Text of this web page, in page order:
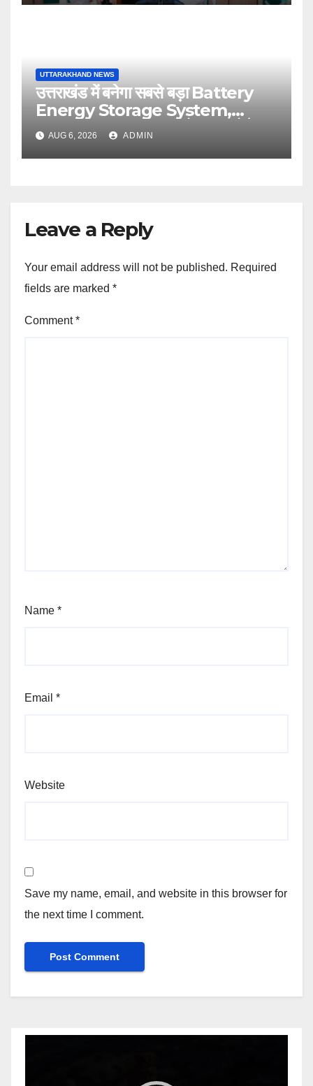
UTTARAKHAND NEWS
उत्तराखंड में बनेगा सबसे बड़ा Battery
Energy Storage System,
UJVNL लगाएगा 352 करोड़ का प्रोजेक्ट
AUG 6, 2026 ADMIN
Leave a Reply
Your email address will not be published. Required
fields are marked *
Comment*
Name *
Email *
Website
Save my name, email, and website in this browser for
the next time I comment.